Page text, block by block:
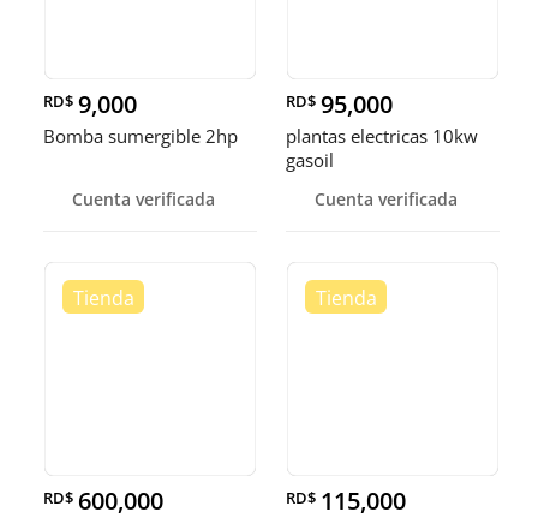
RD$ 9,000
Bomba sumergible 2hp
Cuenta verificada
RD$ 95,000
plantas electricas 10kw
gasoil
Cuenta verificada
RD$ 600,000 RD$ 115,000